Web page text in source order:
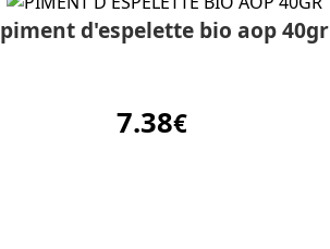
piment d'espelette bio aop 40gr
7.38€